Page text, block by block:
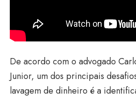
De acordo com o advogado
Junior, um dos principais
lavagem de dinheiro é a